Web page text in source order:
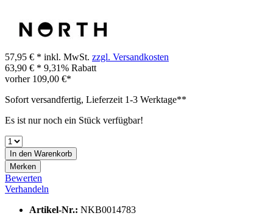
57,95 € * inkl. MwSt. zzgl. Versandkosten
63,90 € * 9,31% Rabatt
vorher 109,00 €*
Sofort versandfertig, Lieferzeit 1-3 Werktage**
Es ist nur noch ein Stück verfügbar!
In den Warenkorb
Merken
Bewerten
Verhandeln
Artikel-Nr.: NKB0014783